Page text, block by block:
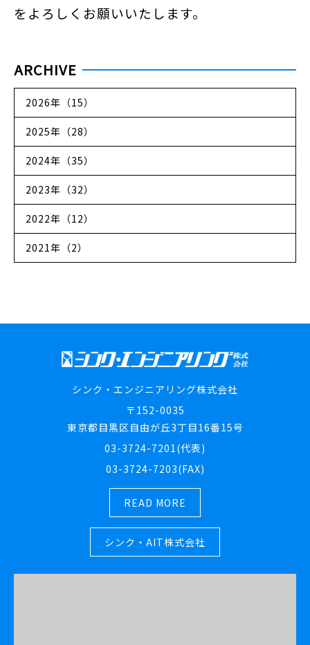
をよろしくお願いいたします。
ARCHIVE
2026年（15）
2025年（28）
2024年（35）
2023年（32）
2022年（12）
2021年（2）
シンク・エンジニアリング株式会社
〒152-0035
東京都目黒区自由が丘3丁目16番15号
03-3724-7201(代表)
03-3724-7203(FAX)
READ MORE
シンク・AIT株式会社